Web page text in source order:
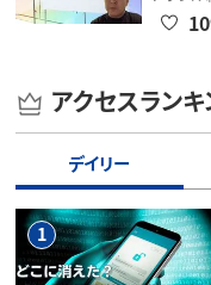
アクセスラン
デイリー
1